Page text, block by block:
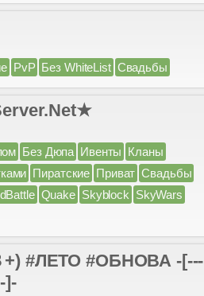
PvP Без WhiteList Свадьбы
Без Дюпа Ивенты Кланы
Пиратские Приват Свадьбы
Quake Skyblock SkyWars
+) #ЛЕТО #ОБНОВА -[---
]-